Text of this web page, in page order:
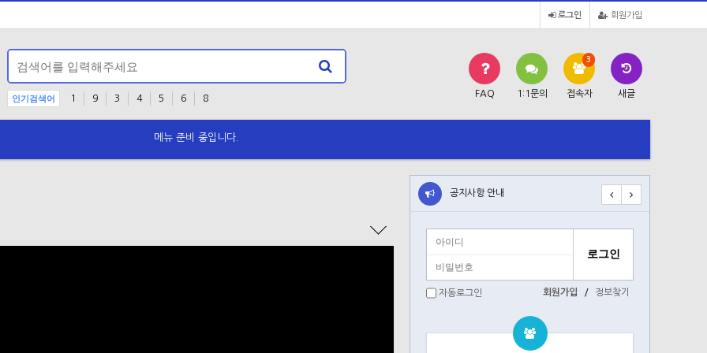
회원가입
로그인
인기검색어 1 9 3 4 5 6 8 FAQ 1:1문의 접속자
3
새글
메뉴 준비 중입니다.
공지사항 안내 공지사항 안내
자동로그인 회원가입 / 정보찾기